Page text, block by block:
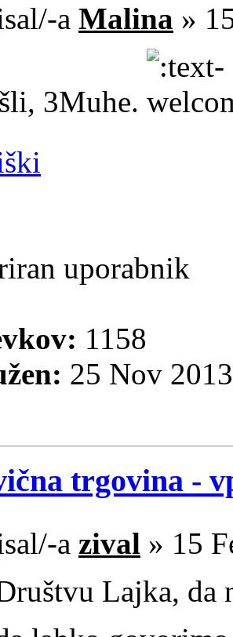
a Malina »
3Muhe.
uporabnik
1158
25 Nov
trgovina -
a zival » 15
Lajka, da